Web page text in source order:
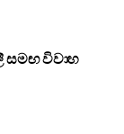
සමඟ විවාහ